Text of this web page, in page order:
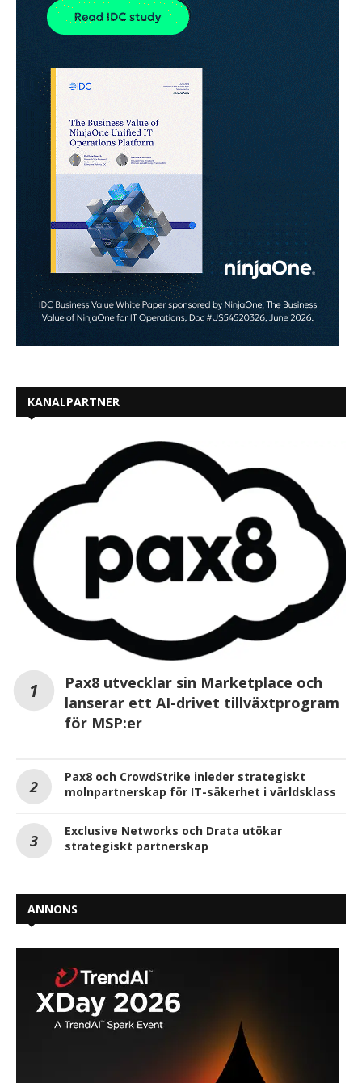
KANALPARTNER
Pax8 utvecklar sin Marketplace och
lanserar ett AI-drivet tillväxtprogram
för MSP:er
Pax8 och CrowdStrike inleder strategiskt
molnpartnerskap för IT-säkerhet i världsklass
Exclusive Networks och Drata utökar
strategiskt partnerskap
ANNONS